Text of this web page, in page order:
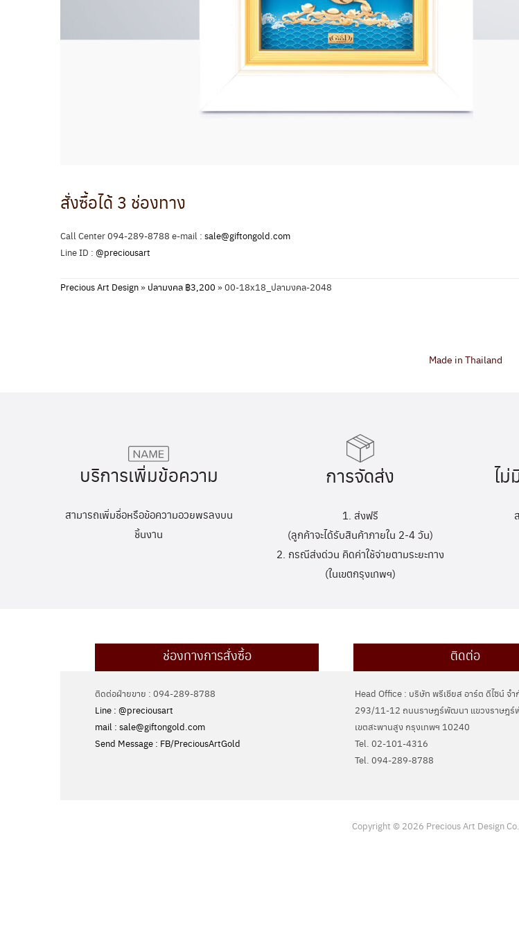
สั่งซื้อได้ 3 ช่องทาง
Call Center 094-289-8788 e-mail : sale@giftongold.com
Line ID : @preciousart
Precious Art Design» ปลามงคล ฿3,200 »00-18x18_ปลามงคล-2048
Made in Thailand
บริการเพิ่มข้อความ
สามารถเพิ่มชื่อหรือข้อความอวยพรลงบน
ชิ้นงาน
การจัดส่ง
1. ส่งฟรี
(ลูกค้าจะได้รับสินค้าภายใน 2-4 วัน)
2. กรณีส่งด่วน คิดค่าใช้จ่ายตามระยะทาง
(ในเขตกรุงเทพฯ)
ไม่
ช่องทางการสั่งซื้อ ติดต่อ
ติดต่อฝ่ายขาย : 094-289-8788
Line : @preciousart
mail : sale@giftongold.com
Send Message : FB/PreciousArtGold
Head Office : บริษัท พรีเชียส อาร์ต ดีไซน์ จำ
293/11-12 ถนนราษฎร์พัฒนา แขวงราษฎ
เขตสะพานสูง กรุงเทพฯ 10240
Tel. 02-101-4316
Tel. ‭094-289-8788‬
Copyright © 2026 Precious Art Design